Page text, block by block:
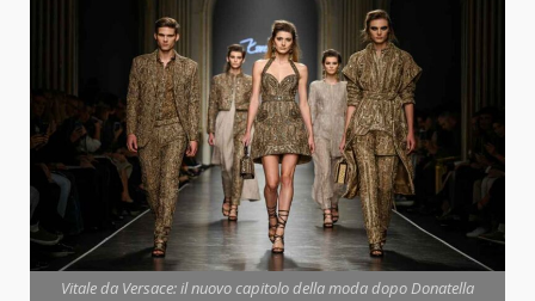
Vitale da Versace: il nuovo capitolo della moda dopo Donatella